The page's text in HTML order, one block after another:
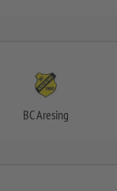
BC Aresing